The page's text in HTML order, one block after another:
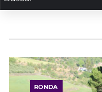
RONDA